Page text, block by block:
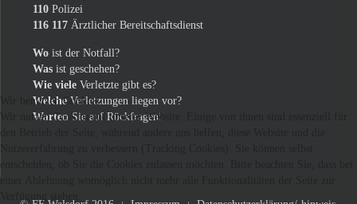
110 Polizei
116 117 Ärztlicher Bereitschaftsdienst
Wo ist der Notfall?
Was ist geschehen?
Wie viele Verletzte gibt es?
Welche Verletzungen liegen vor?
Warten Sie auf Rückfragen!
Wir benutzen Cookies
Wir nutzen Cookies auf unserer Website. Einige von ihnen sind essenziell für
einer Ablehnung womöglich nicht mehr alle Funktionalitäten der Seite zur